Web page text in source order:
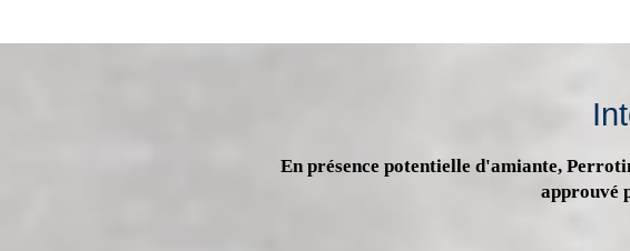
En présence potentielle d'amiante,
approuvé